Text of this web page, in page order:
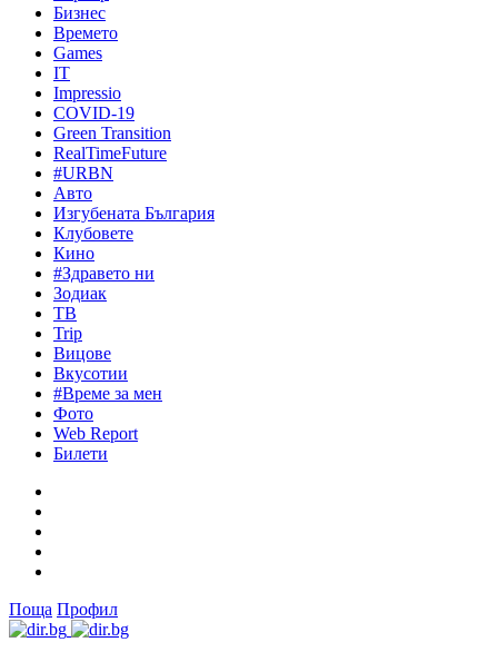
Бизнес
Времето
Games
IT
Impressio
COVID-19
Green Transition
RealTimeFuture
#URBN
Авто
Изгубената България
Клубовете
Кино
#Здравето ни
Зодиак
ТВ
Trip
Вицове
Вкусотии
#Време за мен
Фото
Web Report
Билети
Поща Профил